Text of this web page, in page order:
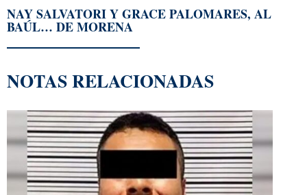
NAY SALVATORI Y GRACE PALOMARES, AL
BAÚL… DE MORENA
NOTAS RELACIONADAS